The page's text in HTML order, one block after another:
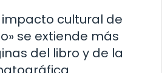
impacto cultural de
se extiende más
del libro y de la